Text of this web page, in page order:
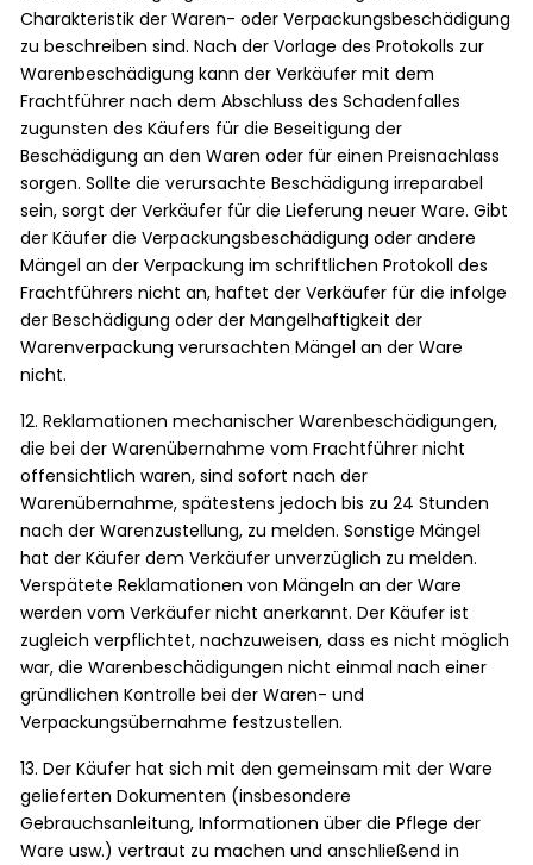
Charakteristik der Waren- oder Verpackungsbeschädigung
zu beschreiben sind. Nach der Vorlage des Protokolls zur
Warenbeschädigung kann der Verkäufer mit dem
Frachtführer nach dem Abschluss des Schadenfalles
zugunsten des Käufers für die Beseitigung der
Beschädigung an den Waren oder für einen Preisnachlass
sorgen. Sollte die verursachte Beschädigung irreparabel
sein, sorgt der Verkäufer für die Lieferung neuer Ware. Gibt
der Käufer die Verpackungsbeschädigung oder andere
Mängel an der Verpackung im schriftlichen Protokoll des
Frachtführers nicht an, haftet der Verkäufer für die infolge
der Beschädigung oder der Mangelhaftigkeit der
Warenverpackung verursachten Mängel an der Ware
nicht.
12. Reklamationen mechanischer Warenbeschädigungen,
die bei der Warenübernahme vom Frachtführer nicht
offensichtlich waren, sind sofort nach der
Warenübernahme, spätestens jedoch bis zu 24 Stunden
nach der Warenzustellung, zu melden. Sonstige Mängel
hat der Käufer dem Verkäufer unverzüglich zu melden.
Verspätete Reklamationen von Mängeln an der Ware
werden vom Verkäufer nicht anerkannt. Der Käufer ist
zugleich verpflichtet, nachzuweisen, dass es nicht möglich
war, die Warenbeschädigungen nicht einmal nach einer
gründlichen Kontrolle bei der Waren- und
Verpackungsübernahme festzustellen.
13. Der Käufer hat sich mit den gemeinsam mit der Ware
gelieferten Dokumenten (insbesondere
Gebrauchsanleitung, Informationen über die Pflege der
Ware usw.) vertraut zu machen und anschließend in